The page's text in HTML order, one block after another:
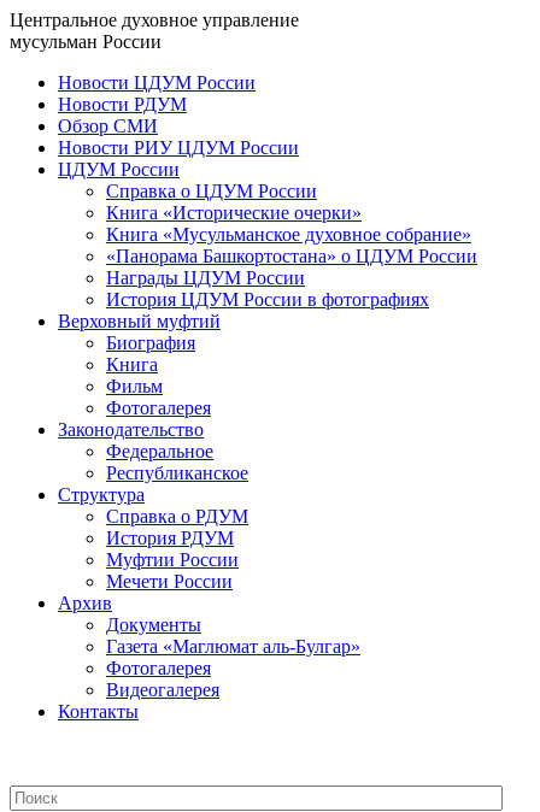
Центральное духовное управление
мусульман России
Новости ЦДУМ России
Новости РДУМ
Обзор СМИ
Новости РИУ ЦДУМ России
ЦДУМ России
Справка о ЦДУМ России
Книга «Исторические очерки»
Книга «Мусульманское духовное собрание»
«Панорама Башкортостана» о ЦДУМ России
Награды ЦДУМ России
История ЦДУМ России в фотографиях
Верховный муфтий
Биография
Книга
Фильм
Фотогалерея
Законодательство
Федеральное
Республиканское
Структура
Справка о РДУМ
История РДУМ
Муфтии России
Мечети России
Архив
Документы
Газета «Маглюмат аль-Булгар»
Фотогалерея
Видеогалерея
Контакты